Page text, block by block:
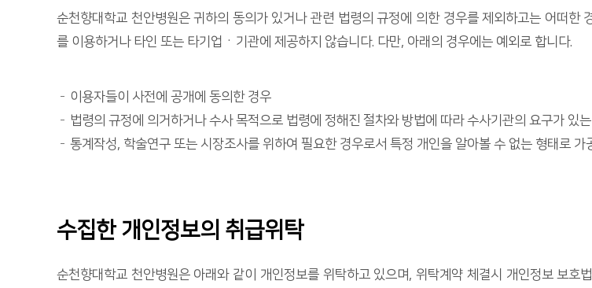
순천향대학교 천안병원은 귀하의 동의가 있거나 관련 법령의 규정에 의한 경우를 제외하고는 어떠한
를 이용하거나 타인 또는 타기업ㆍ기관에 제공하지 않습니다. 다만, 아래의 경우에는 예외로 합니다.
이용자들이 사전에 공개에 동의한 경우
법령의 규정에 의거하거나 수사 목적으로 법령에 정해진 절차와 방법에 따라 수사기관의 요구가 있
통계작성, 학술연구 또는 시장조사를 위하여 필요한 경우로서 특정 개인을 알아볼 수 없는 형태로 가
수집한 개인정보의 취급위탁
순천향대학교 천안병원은 아래와 같이 개인정보를 위탁하고 있으며, 위탁계약 체결시 개인정보 보